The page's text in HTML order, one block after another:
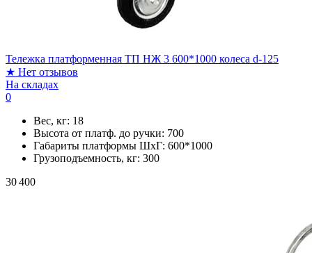
Тележка платформенная ТП НЖ 3 600*1000 колеса d-125
★ Нет отзывов
На складах
0
Вес, кг: 18
Высота от платф. до ручки: 700
Габариты платформы ШxГ: 600*1000
Грузоподъемность, кг: 300
30 400